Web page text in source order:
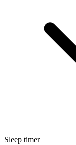
Sleep timer